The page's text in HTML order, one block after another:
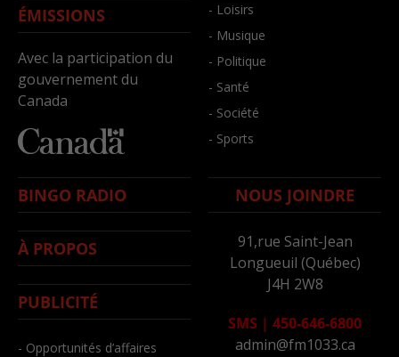
ÉMISSIONS
Avec la participation du
gouvernement du
Canada
- Loisirs
- Musique
- Politique
- Santé
- Société
- Sports
BINGO RADIO
À PROPOS
PUBLICITÉ
- Opportunités d’affaires
NOUS JOINDRE
91,rue Saint-Jean
Longueuil (Québec)
J4H 2W8
SMS | 450-646-6800
admin@fm1033.ca